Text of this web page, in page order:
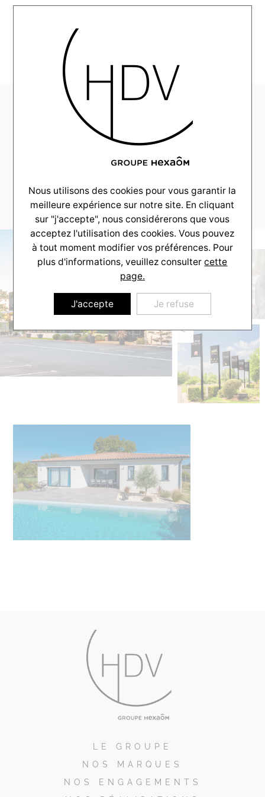
AllianceConstruction-
Aquitaine-
Realisation-2021-
G00_0008_DSC_4276
LE GROUPE
NOS MARQUES
NOS ENGAGEMENTS
Nous utilisons des cookies pour vous garantir la
meilleure expérience sur notre site. En cliquant
sur "j'accepte", nous considérerons que vous
acceptez l'utilisation des cookies. Vous pouvez
à tout moment modifier vos préférences. Pour
plus d'informations, veuillez consultercette
page.
J'accepte Je refuse